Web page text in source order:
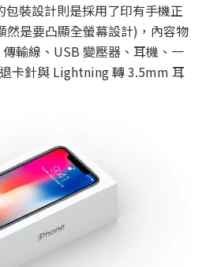
裝設計則是採用了印有手機正
然是要凸顯全螢幕設計)，內容物
輸線、USB 變壓器、耳機、一
卡針與 Lightning 轉 3.5mm 耳